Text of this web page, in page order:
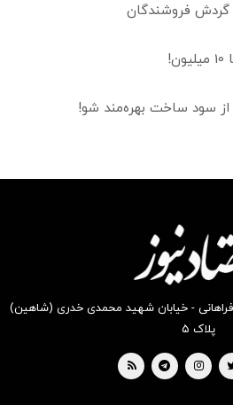
فراهانی - خیابان شهید محمدی خدری (شاهین)
پلاک ۵